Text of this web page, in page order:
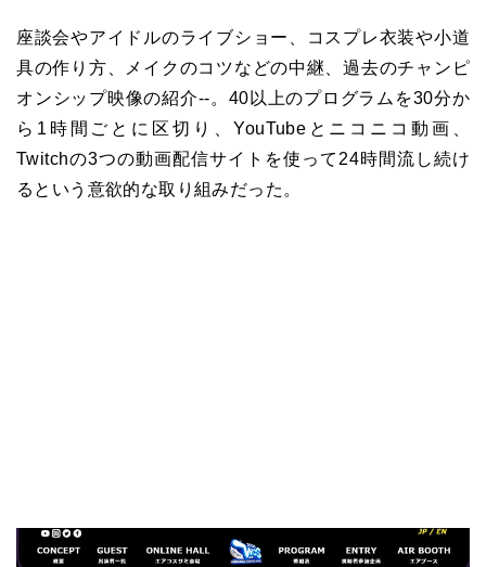
座談会やアイドルのライブショー、コスプレ衣装や小道
具の作り方、メイクのコツなどの中継、過去のチャンピ
オンシップ映像の紹介--。40以上のプログラムを30分か
ら1時間ごとに区切り、YouTubeとニコニコ動画、
Twitchの3つの動画配信サイトを使って24時間流し続け
るという意欲的な取り組みだった。